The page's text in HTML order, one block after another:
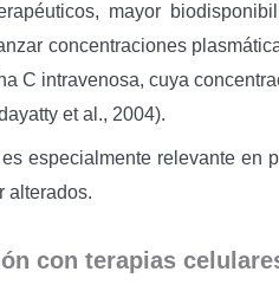
mayor
concentraciones
C intravenosa, cuya
et al., 2004).
especialmente relevante en
alterados.
con terapias